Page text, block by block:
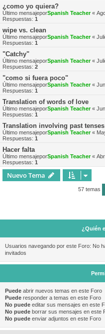
¿como yo quiera?
Último mensajeporSpanish Teacher«
Respuestas: 1
wipe vs. clean
Último mensajeporSpanish Teacher«
Respuestas: 1
"Catchy"
Último mensajeporSpanish Teacher«
Respuestas: 2
"como si fuera poco"
Último mensajeporSpanish Teacher«
Respuestas: 1
Translation of words of love
Último mensajeporSpanish Teacher«
Respuestas: 1
Translation involving past tenses
Último mensajeporSpanish Teacher«
Respuestas: 1
Hacer falta
Último mensajeporSpanish Teacher«
Respuestas: 1
Nuevo Tema
57 temas
¿Quién
Usuarios navegando por este Foro: No
invitados
Puede abrir nuevos temas en este Foro
Puede responder a temas en este Foro
No puede editar sus mensajes en este
No puede borrar sus mensajes en este
No puede enviar adjuntos en este Foro